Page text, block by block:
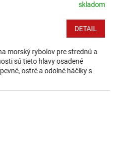
skladom
DETAIL
morský rybolov pre strednú a
sú tieto hlavy osadené
ostré a odolné háčiky s